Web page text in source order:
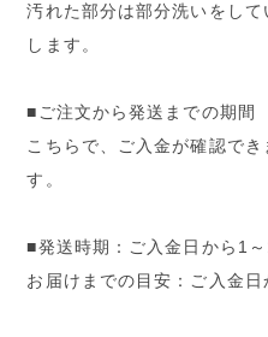
汚れた部分は部分洗いをし
します。
■ご注文から発送までの期間
こちらで、ご入金が確認で
す。
■発送時期：ご入金日から1
お届けまでの目安：ご入金